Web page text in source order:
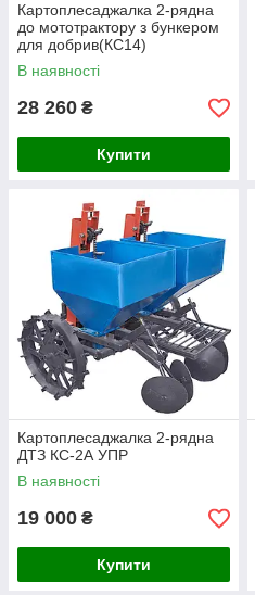
Картоплесаджалка 2-рядна
до мототрактору з бункером
для добрив(КС14)
В наявності
28 260 ₴
Купити
Картоплесаджалка 2-рядна
ДТЗ КС-2А УПР
В наявності
19 000 ₴
Купити